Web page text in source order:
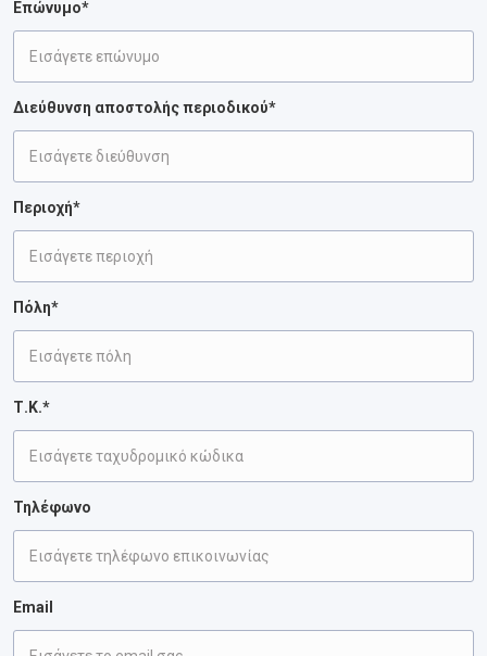
Επώνυμο*
Διεύθυνση αποστολής περιοδικού*
Περιοχή*
Πόλη*
Τ.Κ.*
Τηλέφωνο
Email